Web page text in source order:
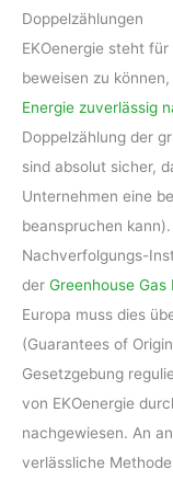
Doppelzählungen
EKOenergie steht
beweisen zu
Energie zuverlässig
Doppelzählung der
sind absolut sicher,
Unternehmen eine
beanspruchen
Nachverfolgungs-
der Greenhouse Gas
Europa muss dies
(Guarantees of
Gesetzgebung
von EKOenergie
nachgewiesen. An
verlässliche